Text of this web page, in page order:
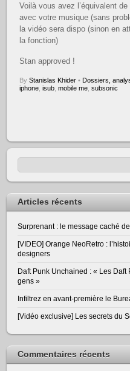
Voilà vous avez l’équivalent
avec votre musique (sans
la vidéo sera dispo (sinon en
la fonction)
Stan approved !
ByStanislas Khider • Dossiers,
iphone ,isub ,mobile me ,subsonic
Articles récents
Surprenant : le message caché
[VIDEO] Orange NeoRetro :
designers
Daft Punk Unchained : « Les
gens »
Infiltrez en avant-première le
[Vidéo exclusive] Les secrets du
Commentaires récents